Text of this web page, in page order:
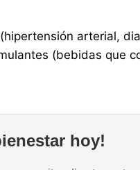
arterial,
(bebidas que
hoy!